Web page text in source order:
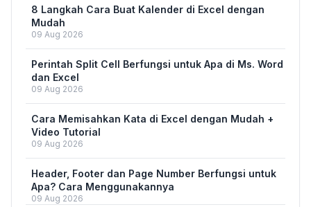
8 Langkah Cara Buat Kalender di Excel dengan
Mudah
09 Aug 2026
Perintah Split Cell Berfungsi untuk Apa di Ms. Word
dan Excel
09 Aug 2026
Cara Memisahkan Kata di Excel dengan Mudah +
Video Tutorial
09 Aug 2026
Header, Footer dan Page Number Berfungsi untuk
Apa? Cara Menggunakannya
09 Aug 2026